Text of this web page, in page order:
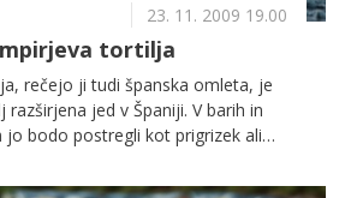
23. 11. 2009 19.00
tortilja
rečejo ji tudi španska omleta, je
jed v Španiji. V barih in
jo bodo postregli kot prigrizek ali